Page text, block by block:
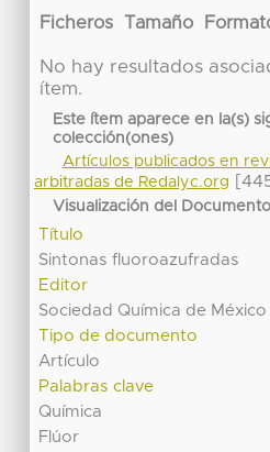
Ficheros Tamaño
No hay resultados
ítem.
Este ítem aparece en la(s)
colección(ones)
Artículos publicados en
arbitradas de Redalyc.org
Visualización del Documento
Título
Sintonas fluoroazufradas
Editor
Sociedad Química de México
Tipo de documento
Artículo
Palabras clave
Química
Flúor